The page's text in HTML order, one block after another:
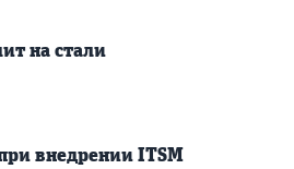
на стали
внедрении ITSM